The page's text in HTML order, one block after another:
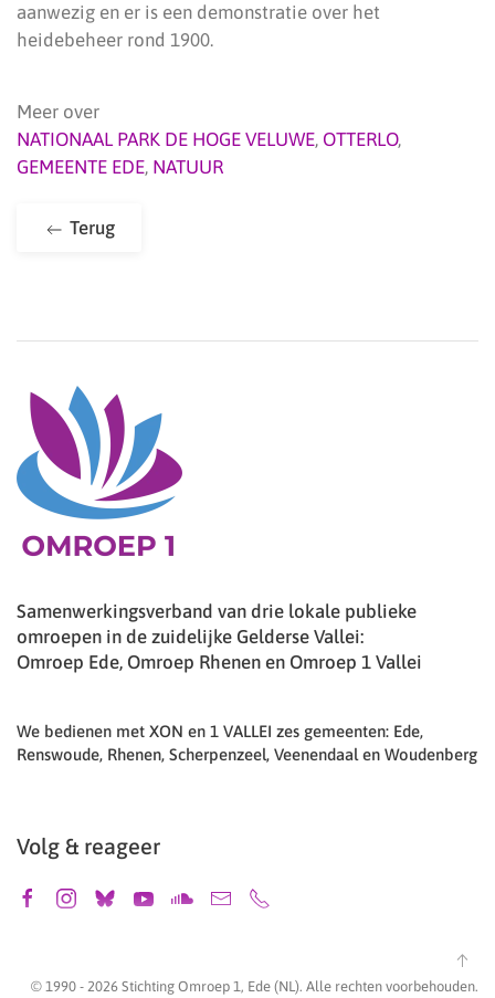
aanwezig en er is een demonstratie over het
heidebeheer rond 1900.
Meer over
NATIONAAL PARK DE HOGE VELUWE, OTTERLO,
GEMEENTE EDE, NATUUR
Terug
Samenwerkingsverband van drie lokale publieke
omroepen in de zuidelijke Gelderse Vallei:
Omroep Ede, Omroep Rhenen en Omroep 1 Vallei
We bedienen met XON en 1 VALLEI zes gemeenten: Ede,
Renswoude, Rhenen, Scherpenzeel, Veenendaal en Woudenberg
Volg & reageer
© 1990 - 2026 Stichting Omroep 1, Ede (NL). Alle rechten voorbehouden.